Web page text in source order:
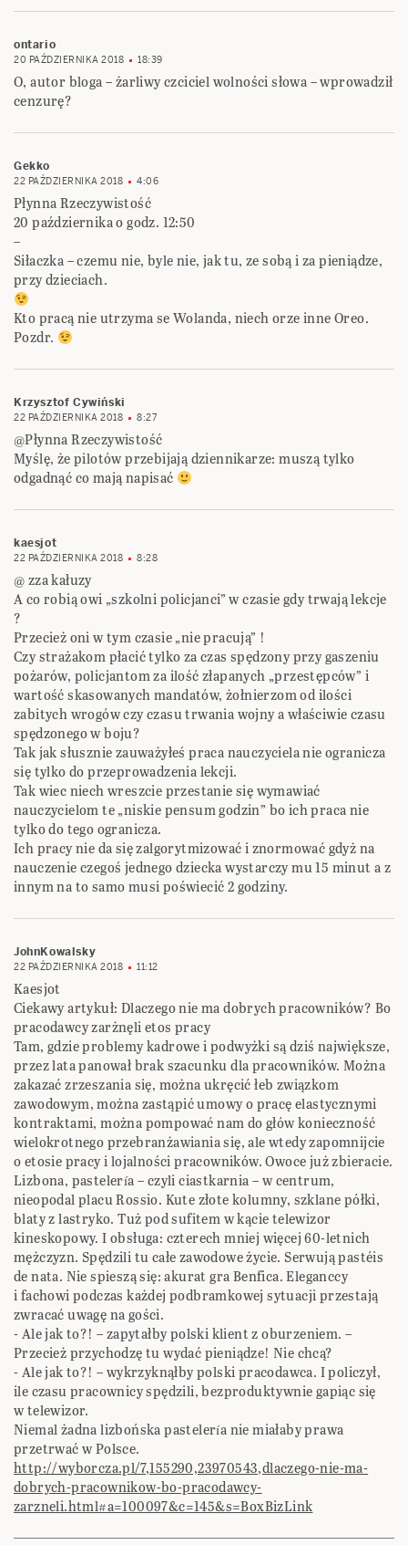
ontario
20 PAŹDZIERNIKA 2018 18:39
O, autor bloga – żarliwy czciciel wolności słowa – wprowadził
cenzurę?
Gekko
22 PAŹDZIERNIKA 2018 4:06
Płynna Rzeczywistość
20 października o godz. 12:50
–
Siłaczka – czemu nie, byle nie, jak tu, ze sobą i za pieniądze,
przy dzieciach.
Kto pracą nie utrzyma se Wolanda, niech orze inne Oreo.
Pozdr.
Krzysztof Cywiński
22 PAŹDZIERNIKA 2018 8:27
@Płynna Rzeczywistość
Myślę, że pilotów przebijają dziennikarze: muszą tylko
odgadnąć co mają napisać
kaesjot
22 PAŹDZIERNIKA 2018 8:28
@ zza kałuzy
A co robią owi „szkolni policjanci” w czasie gdy trwają lekcje
?
Przecież oni w tym czasie „nie pracują” !
Czy strażakom płacić tylko za czas spędzony przy gaszeniu
pożarów, policjantom za ilość złapanych „przestępców” i
wartość skasowanych mandatów, żołnierzom od ilości
zabitych wrogów czy czasu trwania wojny a właściwie czasu
spędzonego w boju?
Tak jak słusznie zauważyłeś praca nauczyciela nie ogranicza
się tylko do przeprowadzenia lekcji.
Tak wiec niech wreszcie przestanie się wymawiać
nauczycielom te „niskie pensum godzin” bo ich praca nie
tylko do tego ogranicza.
Ich pracy nie da się zalgorytmizować i znormować gdyż na
nauczenie czegoś jednego dziecka wystarczy mu 15 minut a z
innym na to samo musi poświecić 2 godziny.
JohnKowalsky
22 PAŹDZIERNIKA 2018 11:12
Kaesjot
Ciekawy artykuł: Dlaczego nie ma dobrych pracowników? Bo
pracodawcy zarżnęli etos pracy
Tam, gdzie problemy kadrowe i podwyżki są dziś największe,
przez lata panował brak szacunku dla ‎pracowników. Można
zakazać zrzeszania się, można ukręcić łeb związkom
zawodowym, można ‎zastąpić umowy o pracę elastycznymi
kontraktami, można pompować nam do głów konieczność
‎wielokrotnego przebranżawiania się, ale wtedy zapomnijcie
o etosie pracy i lojalności pracowników. ‎Owoce już zbieracie.‎
Lizbona, pastelería – czyli ciastkarnia – w centrum,
nieopodal placu Rossio. Kute złote kolumny, ‎szklane półki,
blaty z lastryko. Tuż pod sufitem w kącie telewizor
kineskopowy. I obsługa: czterech ‎mniej więcej 60-letnich
mężczyzn. Spędzili tu całe zawodowe życie. Serwują pastéis
de nata. Nie ‎spieszą się: akurat gra Benfica. Eleganccy
i fachowi podczas każdej podbramkowej sytuacji przestają
‎zwracać uwagę na gości. ‎
‎- Ale jak to?! – zapytałby polski klient z oburzeniem. –
Przecież przychodzę tu wydać pieniądze! Nie ‎chcą?‎
‎- Ale jak to?! – wykrzyknąłby polski pracodawca. I policzył,
ile czasu pracownicy spędzili, ‎bezproduktywnie gapiąc się
w telewizor.‎
Niemal żadna lizbońska pastelería nie miałaby prawa
przetrwać w Polsce.‎
http://wyborcza.pl/7,155290,23970543,dlaczego-nie-ma-
dobrych-pracownikow-bo-pracodawcy-‎
zarzneli.html#a=100097&c=145&s=BoxBizLink